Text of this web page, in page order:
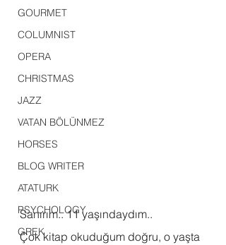
GOURMET
COLUMNIST
OPERA
CHRISTMAS
JAZZ
VATAN BÖLÜNMEZ
HORSES
BLOG WRITER
ATATURK
PSYCHOLOGY
GREK
Sanırım.. 11 yaşındaydım..
Çok kitap okuduğum doğru, o yaşta